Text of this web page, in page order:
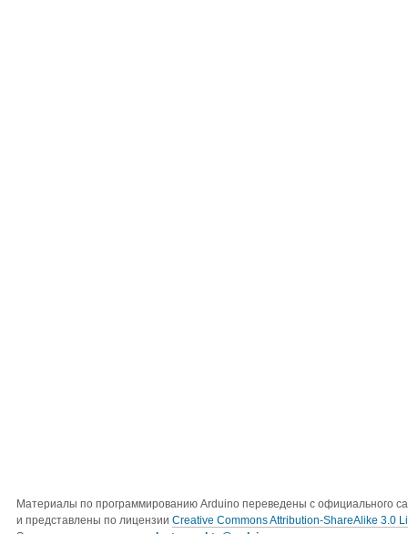
Материалы по программированию Arduino переведены с официального
и представлены по лицензии Creative Commons Attribution-ShareAlike 3.0